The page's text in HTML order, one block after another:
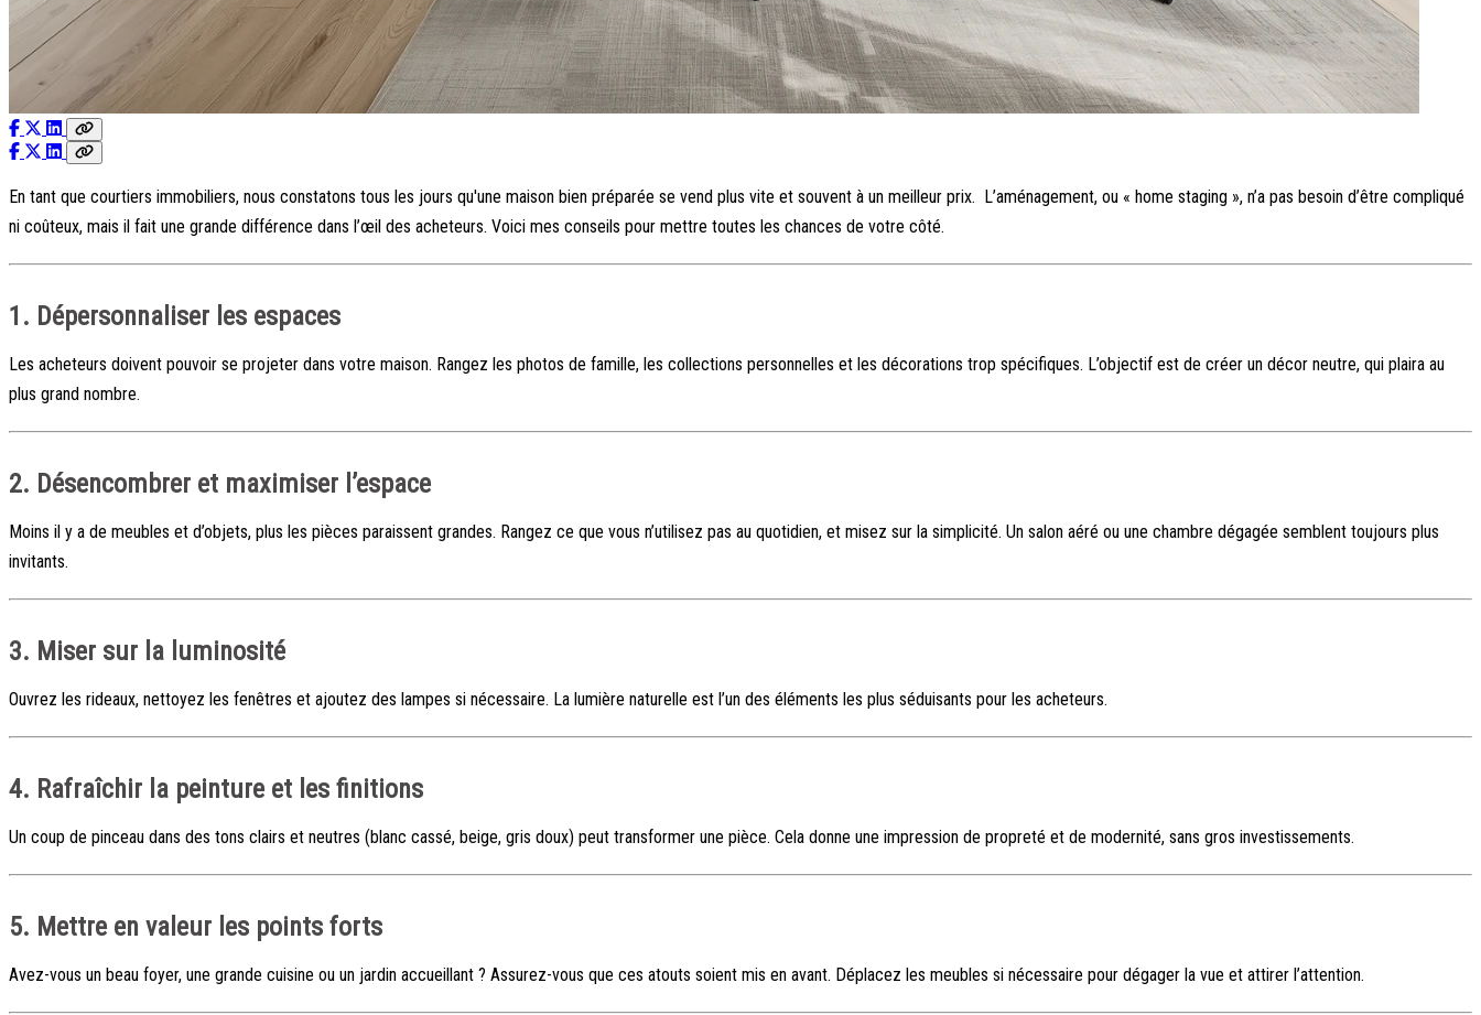
En tant que courtiers immobiliers, nous constatons tous les jours qu'une maison bien préparée se vend plus vite et souvent à un meilleur prix. L’aménagement, ou « home staging », n’a pas besoin d’être compliqué
ni coûteux, mais il fait une grande différence dans l’œil des acheteurs. Voici mes conseils pour mettre toutes les chances de votre côté.
1. Dépersonnaliser les espaces
Les acheteurs doivent pouvoir se projeter dans votre maison. Rangez les photos de famille, les collections personnelles et les décorations trop spécifiques. L’objectif est de créer un décor neutre, qui plaira au
plus grand nombre.
2. Désencombrer et maximiser l’espace
Moins il y a de meubles et d’objets, plus les pièces paraissent grandes. Rangez ce que vous n’utilisez pas au quotidien, et misez sur la simplicité. Un salon aéré ou une chambre dégagée semblent toujours plus
invitants.
3. Miser sur la luminosité
Ouvrez les rideaux, nettoyez les fenêtres et ajoutez des lampes si nécessaire. La lumière naturelle est l’un des éléments les plus séduisants pour les acheteurs.
4. Rafraîchir la peinture et les finitions
Un coup de pinceau dans des tons clairs et neutres (blanc cassé, beige, gris doux) peut transformer une pièce. Cela donne une impression de propreté et de modernité, sans gros investissements.
5. Mettre en valeur les points forts
Avez-vous un beau foyer, une grande cuisine ou un jardin accueillant ? Assurez-vous que ces atouts soient mis en avant. Déplacez les meubles si nécessaire pour dégager la vue et attirer l’attention.